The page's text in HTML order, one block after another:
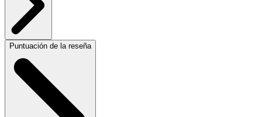
Puntuación de la reseña